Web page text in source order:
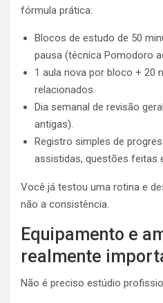
fórmula prática:
Blocos de estudo de 50
pausa (técnica Pomodoro
1 aula nova por bloco + 20
relacionados.
Dia semanal de revisão
antigas).
Registro simples de
assistidas, questões feitas
Você já testou uma rotina e
não a consistência.
Equipamento e
realmente
Não é preciso estúdio